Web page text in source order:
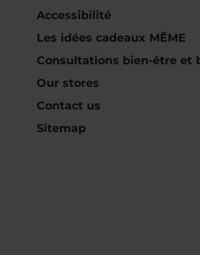
Accessibilité
Les idées cadeaux MÊME
Consultations bien-être et
Our stores
Contact us
Sitemap